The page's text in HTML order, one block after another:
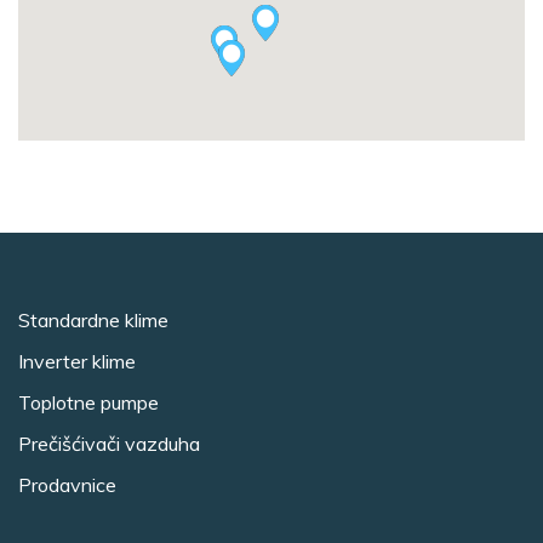
Standardne klime
Inverter klime
Toplotne pumpe
Prečišćivači vazduha
Prodavnice